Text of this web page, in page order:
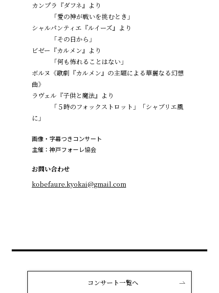
カンプラ『ダフネ』より
「愛の神が戦いを挑むとき」
シャルパンティエ『ルイーズ』より
「その日から」
ビゼー『カルメン』より
「何も怖れることはない」
ボルヌ《歌劇『カルメン』の主題による華麗なる幻想
曲》
ラヴェル『子供と魔法』より
「５時のフォックストロット」「シャブリエ風
に」
画像・字幕つきコンサート
主催：神戸フォーレ協会
お問い合わせ
kobefaure.kyokai@gmail.com
コンサート一覧へ